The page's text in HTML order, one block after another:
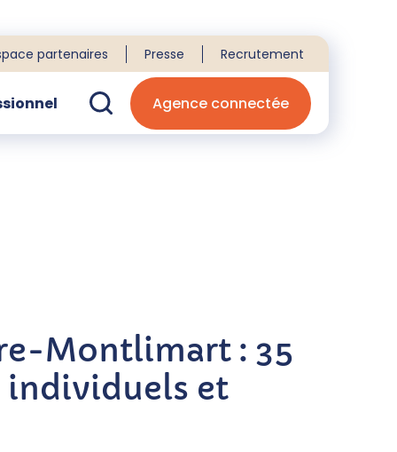
partenaires Presse Recrutement
Agence connectée
Montlimart : 35
individuels et